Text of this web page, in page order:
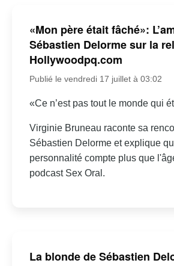
«Mon père était fâché»:
Sébastien Delorme sur la
Hollywoodpq.com
Publié le vendredi 17 juillet à 03:02
«Ce n’est pas tout le monde qui
Virginie Bruneau raconte sa
Sébastien Delorme et explique
personnalité compte plus que
podcast Sex Oral.
La blonde de Sébastien